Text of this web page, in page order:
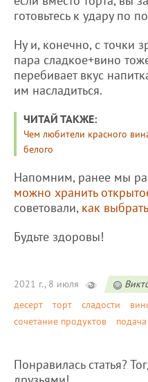
готовьтесь к удару по
Ну и, конечно, с точки
пара сладкое+вино
перебивает вкус
им насладиться.
ЧИТАЙ ТАКЖЕ:
Чем любители красного
белого
Напомним, ранее мы
можно хранить
советовали, как
Будьте здоровы!
2021 г., 8 июля
десерт
торт сладости
сочетание продуктов
Понравилась статья?